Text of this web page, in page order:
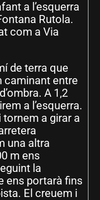
a l’esquerra
Rutola.
com a Via
de terra que
caminant entre
A 1,2
a l’esquerra.
tornem a girar a
una altra
m ens
la
ens portarà fins
El creuem i